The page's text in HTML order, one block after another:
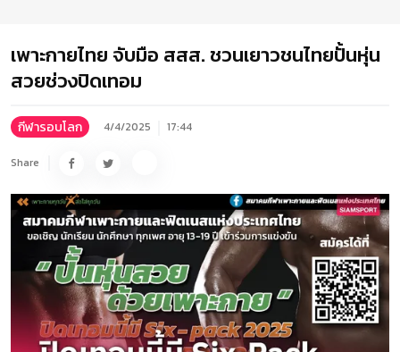
เพาะกายไทย จับมือ สสส. ชวนเยาวชนไทยปั้นหุ่น
สวยช่วงปิดเทอม
กีฬารอบโลก 4/4/2025 17:44
Share